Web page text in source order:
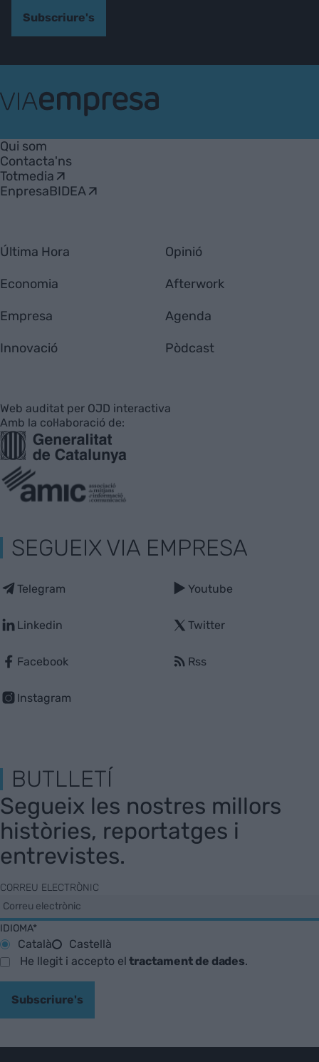
Subscriure's
Empresa
Qui som
Contacta'ns
Totmedia
EnpresaBIDEA
Última Hora
Economia
Empresa
Innovació
Opinió
Afterwork
Agenda
Pòdcast
Web auditat per OJD interactiva
Amb la col·laboració de:
SEGUEIX VIA EMPRESA
Telegram
Linkedin
Facebook
Instagram
Youtube
Twitter
Rss
BUTLLETÍ
Segueix les nostres millors
històries, reportatges i
entrevistes.
CORREU ELECTRÒNIC
IDIOMA*
Català
Castellà
He llegit i accepto eltractament de dades.
Subscriure's